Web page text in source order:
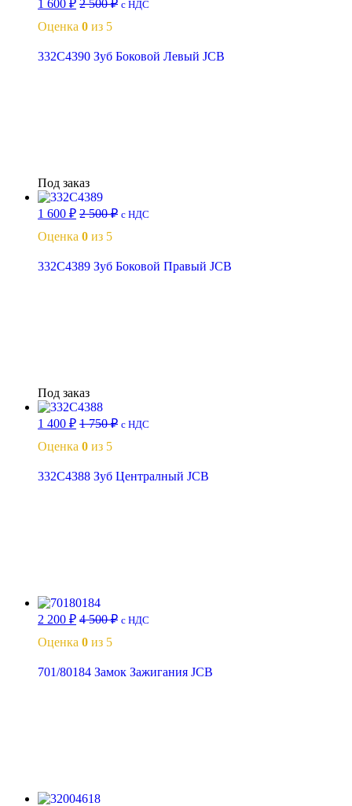
1 600 ₽ 2 500₽ с НДС
Оценка 0 из 5
332C4390 Зуб Боковой Левый JCB
Под заказ
1 600 ₽ 2 500₽ с НДС
Оценка 0 из 5
332C4389 Зуб Боковой Правый JCB
Под заказ
1 400 ₽ 1 750₽ с НДС
Оценка 0 из 5
332C4388 Зуб Централный JCB
2 200 ₽ 4 500₽ с НДС
Оценка 0 из 5
701/80184 Замок Зажигания JCB